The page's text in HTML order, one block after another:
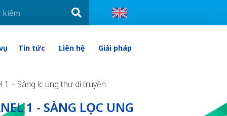
Tin tức Liên hệ Giải pháp
– Sàng lọc ung thư di truyền
1 - SÀNG LỌC UNG